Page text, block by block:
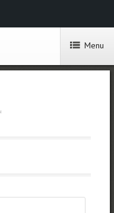
Menu